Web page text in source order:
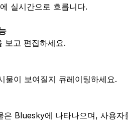
실시간으로 흐릅니다.
보고 편집하세요.
물이 보여질지 큐레이팅하세요.
은 Bluesky에 나타나으며, 사용